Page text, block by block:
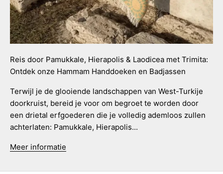
Reis door Pamukkale, Hierapolis & Laodicea met Trimita:
Ontdek onze Hammam Handdoeken en Badjassen
Terwijl je de glooiende landschappen van West-Turkije
doorkruist, bereid je voor om begroet te worden door
een drietal erfgoederen die je volledig ademloos zullen
achterlaten: Pamukkale, Hierapolis...
Meer informatie